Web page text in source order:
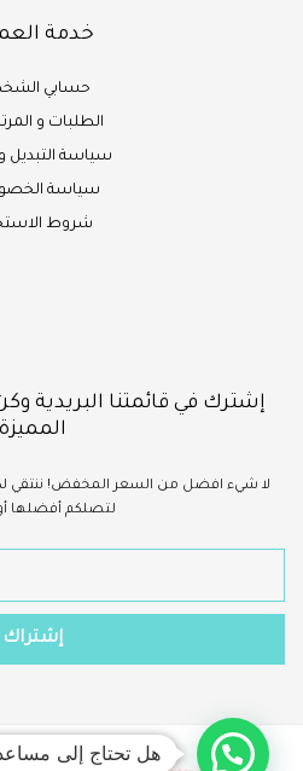
خدمة
حسابي
الطلبات و
سياسة التبديل
سياسة
شروط
إشترك في قائمتنا البريدية
المميزة
لا شيء افضل من السعر المخفض!
لتصلكم أفضلها
حقوق الطبع والنشر ©2023 - سينا شوب.كوم
هل تحتاج إلى